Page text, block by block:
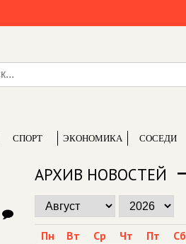
СПОРТ ЭКОНОМИКА СОСЕДИ
АРХИВ НОВОСТЕЙ
Пн Вт Ср Чт Пт Сб